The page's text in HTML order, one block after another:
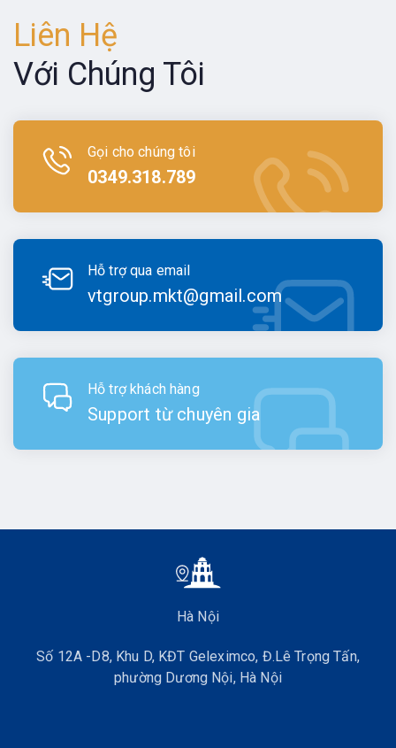
Liên Hệ
Với Chúng Tôi
Gọi cho chúng tôi
0349.318.789
Hỗ trợ qua email
vtgroup.mkt@gmail.com
Hỗ trợ khách hàng
Support từ chuyên gia
Hà Nội
Số 12A -D8, Khu D, KĐT Geleximco, Đ.Lê Trọng Tấn,
phường Dương Nội, Hà Nội